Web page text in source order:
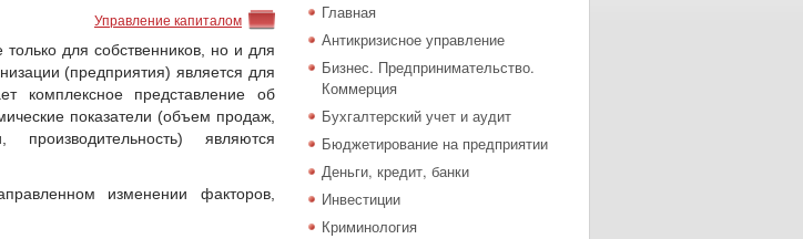
Управление капиталом
для собственников, но и для
(предприятия) является для
комплексное представление об
показатели (объем продаж,
производительность) являются
изменении факторов,
Главная
Антикризисное управление
Бизнес. Предпринимательство.
Коммерция
Бухгалтерский учет и аудит
Бюджетирование на предприятии
Деньги, кредит, банки
Инвестиции
Криминология